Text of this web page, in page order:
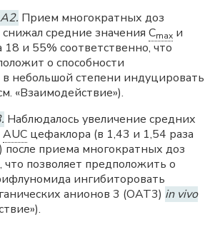
Прием многократных доз
средние значения Cmax и
и 55% соответственно, что
о способности
небольшой степени индуцировать
«Взаимодействие»).
Наблюдалось увеличение средних
AUC цефаклора (в 1,43 и 1,54 раза
после приема многократных доз
позволяет предположить о
ингибиторовать
анионов 3 (OAT3) in vivo